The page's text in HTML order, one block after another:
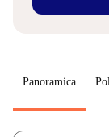
Panoramica